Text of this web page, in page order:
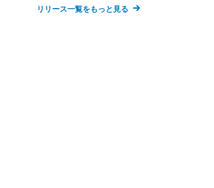
リリース一覧をもっと見る